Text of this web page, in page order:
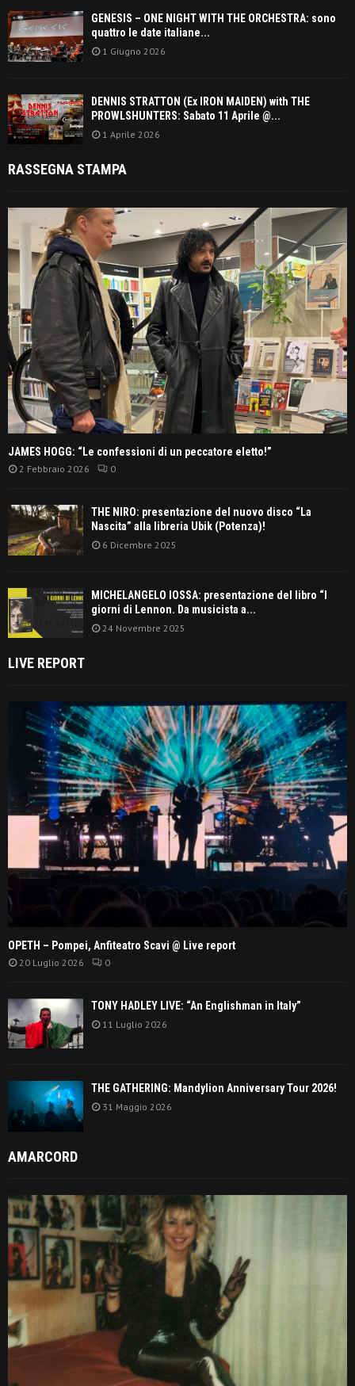
GENESIS – ONE NIGHT WITH THE ORCHESTRA: sono
quattro le date italiane...
1 Giugno 2026
DENNIS STRATTON (Ex IRON MAIDEN) with THE
PROWLSHUNTERS: Sabato 11 Aprile @...
1 Aprile 2026
RASSEGNA STAMPA
JAMES HOGG: “Le confessioni di un peccatore eletto!”
2 Febbraio 2026 0
THE NIRO: presentazione del nuovo disco “La
Nascita” alla libreria Ubik (Potenza)!
6 Dicembre 2025
MICHELANGELO IOSSA: presentazione del libro “I
giorni di Lennon. Da musicista a...
24 Novembre 2025
LIVE REPORT
OPETH – Pompei, Anfiteatro Scavi @ Live report
20 Luglio 2026 0
TONY HADLEY LIVE: “An Englishman in Italy”
11 Luglio 2026
THE GATHERING: Mandylion Anniversary Tour 2026!
31 Maggio 2026
AMARCORD